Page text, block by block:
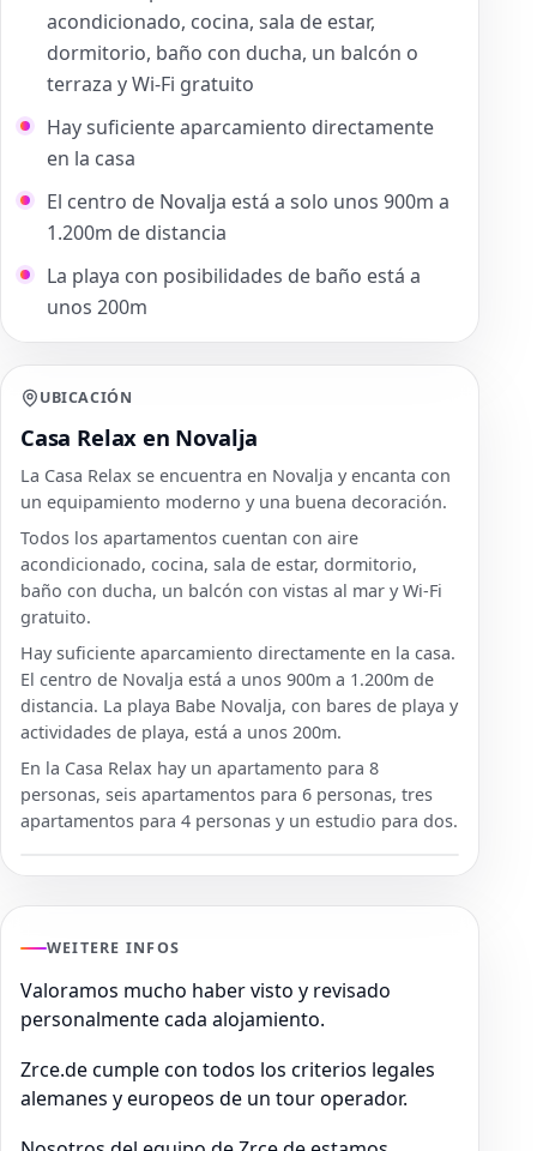
acondicionado, cocina, sala de estar,
dormitorio, baño con ducha, un balcón o
terraza y Wi-Fi gratuito
Hay suficiente aparcamiento directamente
en la casa
El centro de Novalja está a solo unos 900m a
1.200m de distancia
La playa con posibilidades de baño está a
unos 200m
UBICACIÓN
Casa Relax en Novalja
La Casa Relax se encuentra en Novalja y encanta con
un equipamiento moderno y una buena decoración.
Todos los apartamentos cuentan con aire
acondicionado, cocina, sala de estar, dormitorio,
baño con ducha, un balcón con vistas al mar y Wi-Fi
gratuito.
Hay suficiente aparcamiento directamente en la casa.
El centro de Novalja está a unos 900m a 1.200m de
distancia. La playa Babe Novalja, con bares de playa y
actividades de playa, está a unos 200m.
En la Casa Relax hay un apartamento para 8
personas, seis apartamentos para 6 personas, tres
apartamentos para 4 personas y un estudio para dos.
WEITERE INFOS
Valoramos mucho haber visto y revisado
personalmente cada alojamiento.
Zrce.de cumple con todos los criterios legales
alemanes y europeos de un tour operador.